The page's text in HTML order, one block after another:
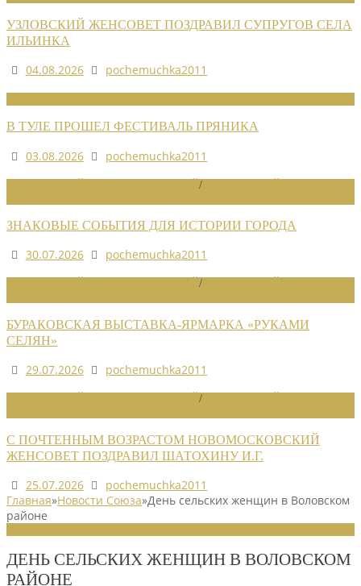
УЗЛОВСКИЙ ЖЕНСОВЕТ ПОЗДРАВИЛ СУПРУГОВ СЕЛА
ИЛЬИНКА
04.08.2026
pochemuchka2011
В ТУЛЕ ПРОШЕЛ ФЕСТИВАЛЬ ПРЯНИКА
03.08.2026
pochemuchka2011
/
ЗНАКОВЫЕ СОБЫТИЯ ДЛЯ ИСТОРИИ ГОРОДА
30.07.2026
pochemuchka2011
/
БУРАКОВСКАЯ ВЫСТАВКА-ЯРМАРКА «РУКАМИ
СЕЛЯН»
29.07.2026
pochemuchka2011
/
С ПОЧТЕННЫМ ВОЗРАСТОМ НОВОМОСКОВСКИЙ
ЖЕНСОВЕТ ПОЗДРАВИЛ ШАТОХИНУ И.Г.
25.07.2026
pochemuchka2011
Главная»Новости Союза»День сельских женщин в Воловском
районе
ДЕНЬ СЕЛЬСКИХ ЖЕНЩИН В ВОЛОВСКОМ
РАЙОНЕ